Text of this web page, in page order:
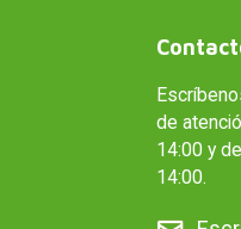
de
14:00 y
14:00.